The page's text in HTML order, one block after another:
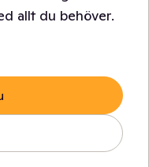
allt du behöver.